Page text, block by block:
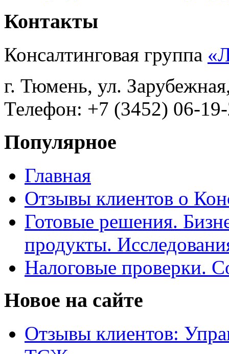
Контакты
Консалтинговая группа
г. Тюмень, ул.
Телефон: +7 (3452) 06-
Популярное
Главная
Отзывы клиентов о
Готовые решения.
продукты.
Налоговые проверки.
Новое на сайте
Отзывы клиентов: